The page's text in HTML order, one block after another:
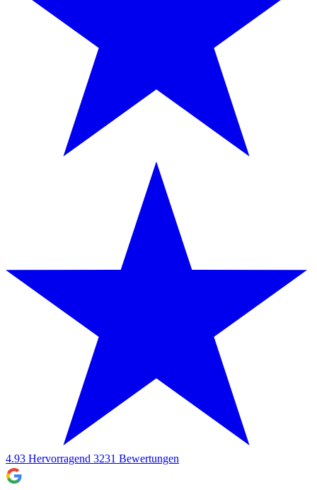
4.93 Hervorragend 3231 Bewertungen